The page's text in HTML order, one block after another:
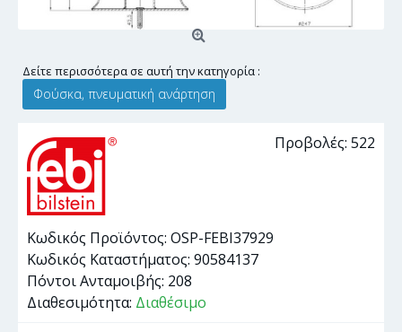
Δείτε περισσότερα σε αυτή την κατηγορία :
Φούσκα, πνευματική ανάρτηση
Προβολές: 522
Κωδικός Προϊόντος: OSP-FEBI37929
Κωδικός Καταστήματος: 90584137
Πόντοι Ανταμοιβής: 208
Διαθεσιμότητα: Διαθέσιμο